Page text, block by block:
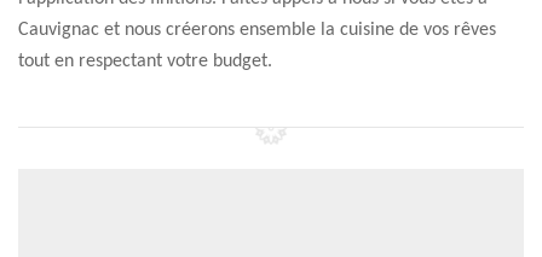
Cauvignac et nous créerons ensemble la cuisine de vos rêves
tout en respectant votre budget.